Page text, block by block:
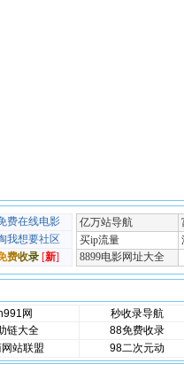
网 秒收录导航
链大全 88免费收录
站联盟 98二次元动